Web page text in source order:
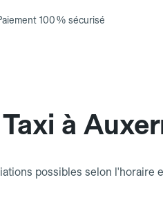
100 % sécurisé
à
possibles selon l'horaire